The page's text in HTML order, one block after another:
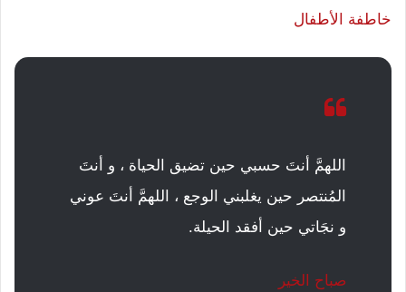
خاطفة الأطفال
اللهمَّ أنتَ حسبي حين تضيق الحياة ، و أنتَ
المُنتصر حين يغلبني الوجع ، اللهمَّ أنتَ عوني
و نجَاتي حين أفقد الحيلة.
صباح الخير